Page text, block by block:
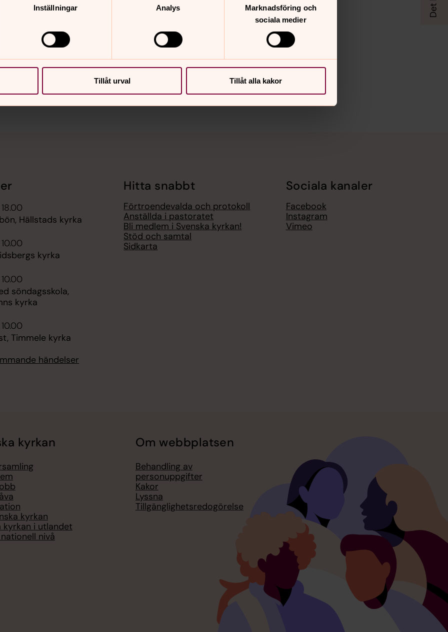
Inställningar Analys
Marknadsföring och
sociala medier
Tillåt urval Tillåt alla kakor
Hällstads kyrka
kyrka
söndagsskola,
kyrka
Timmele kyrka
händelser
Hitta snabbt
Förtroendevalda och protokoll
Anställda i pastoratet
Bli medlem i Svenska kyrkan!
Stöd och samtal
Sidkarta
Sociala kanaler
Facebook
Instagram
Vimeo
kyrkan
kyrkan
kyrkan i utlandet
nivå
Om webbplatsen
Behandling av
personuppgifter
Kakor
Lyssna
Tillgänglighetsredogörelse